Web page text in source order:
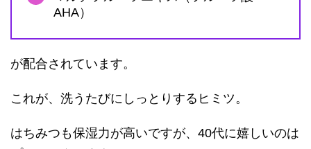
AHA）
が配合されています。
これが、洗うたびにしっとりするヒミツ。
はちみつも保湿力が高いですが、40代に嬉しいのは